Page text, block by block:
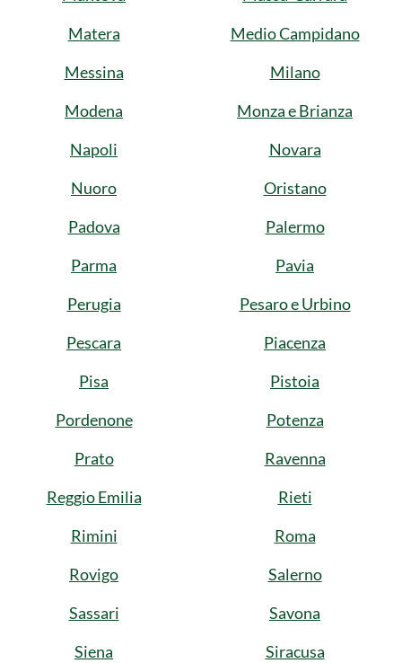
Matera
Medio Campidano
Messina
Milano
Modena
Monza e Brianza
Napoli
Novara
Nuoro
Oristano
Padova
Palermo
Parma
Pavia
Perugia
Pesaro e Urbino
Pescara
Piacenza
Pisa
Pistoia
Pordenone
Potenza
Prato
Ravenna
Reggio Emilia
Rieti
Rimini
Roma
Rovigo
Salerno
Sassari
Savona
Siena
Siracusa